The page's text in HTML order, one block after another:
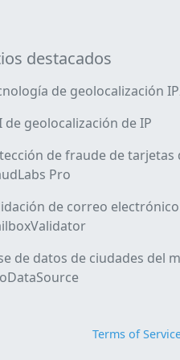
destacados
de geolocalización
de geolocalización de IP
de fraude de tarjetas
Pro
de correo
de datos de ciudades del
Terms of